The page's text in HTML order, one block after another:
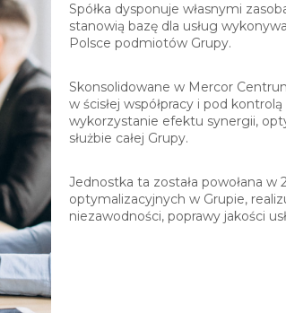
Spółka dysponuje własnymi
stanowią bazę dla usług
Polsce podmiotów Grupy.
Skonsolidowane w Mercor
w ścisłej współpracy i pod
wykorzystanie efektu synergii,
służbie całej Grupy.
Jednostka ta została powołana w
optymalizacyjnych w Grupie,
niezawodności, poprawy jakości